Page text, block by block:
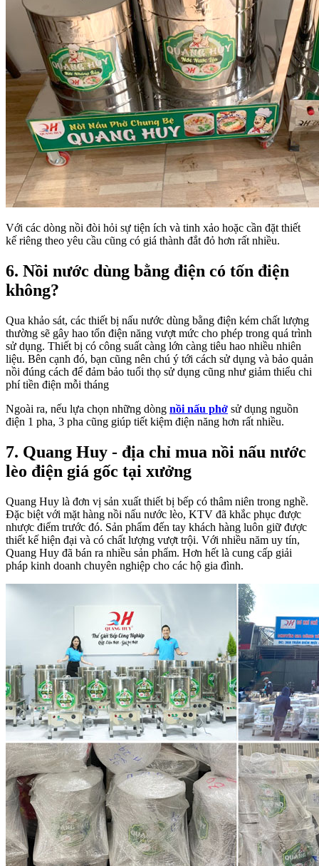
Với các dòng nồi đòi hỏi sự tiện ích và tinh xảo hoặc cần đặt thiết
kế riêng theo yêu cầu cũng có giá thành đắt đỏ hơn rất nhiều.
6. Nồi nước dùng bằng điện có tốn điện
không?
Qua khảo sát, các thiết bị nấu nước dùng bằng điện kém chất lượng
thường sẽ gây hao tổn điện năng vượt mức cho phép trong quá trình
sử dụng. Thiết bị có công suất càng lớn càng tiêu hao nhiều nhiên
liệu. Bên cạnh đó, bạn cũng nên chú ý tới cách sử dụng và bảo quản
nồi đúng cách để đảm bảo tuổi thọ sử dụng cũng như giảm thiểu chi
phí tiền điện mỗi tháng
Ngoài ra, nếu lựa chọn những dòng nồi nấu phở sử dụng nguồn
điện 1 pha, 3 pha cũng giúp tiết kiệm điện năng hơn rất nhiều.
7. Quang Huy - địa chỉ mua nồi nấu nước
lèo điện giá gốc tại xưởng
Quang Huy là đơn vị sản xuất thiết bị bếp có thâm niên trong nghề.
Đặc biệt với mặt hàng nồi nấu nước lèo, KTV đã khắc phục được
nhược điểm trước đó. Sản phẩm đến tay khách hàng luôn giữ được
thiết kế hiện đại và có chất lượng vượt trội. Với nhiều năm uy tín,
Quang Huy đã bán ra nhiều sản phẩm. Hơn hết là cung cấp giải
pháp kinh doanh chuyên nghiệp cho các hộ gia đình.